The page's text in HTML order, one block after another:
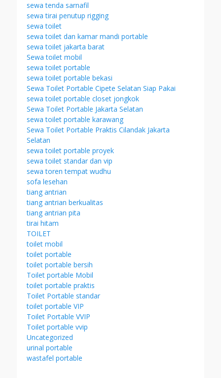
sewa tenda sarnafil
sewa tirai penutup rigging
sewa toilet
sewa toilet dan kamar mandi portable
sewa toilet jakarta barat
Sewa toilet mobil
sewa toilet portable
sewa toilet portable bekasi
Sewa Toilet Portable Cipete Selatan Siap Pakai
sewa toilet portable closet jongkok
Sewa Toilet Portable Jakarta Selatan
sewa toilet portable karawang
Sewa Toilet Portable Praktis Cilandak Jakarta
Selatan
sewa toilet portable proyek
sewa toilet standar dan vip
sewa toren tempat wudhu
sofa lesehan
tiang antrian
tiang antrian berkualitas
tiang antrian pita
tirai hitam
TOILET
toilet mobil
toilet portable
toilet portable bersih
Toilet portable Mobil
toilet portable praktis
Toilet Portable standar
toilet portable VIP
Toilet Portable VVIP
Toilet portable vvip
Uncategorized
urinal portable
wastafel portable